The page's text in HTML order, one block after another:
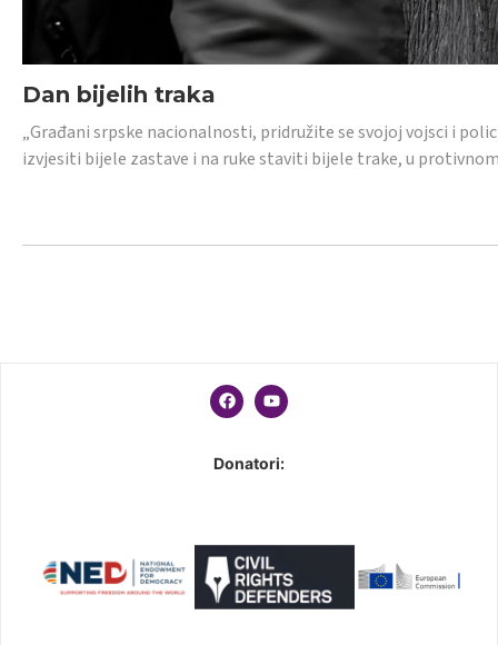
Dan bijelih traka
„Građani srpske nacionalnosti, pridružite se svojoj vojsci i
izvjesiti bijele zastave i na ruke staviti bijele trake, u
Donatori: